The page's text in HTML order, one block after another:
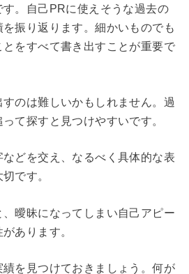
す。自己PRに使えそうな過去の
振り返ります。細かいものでも
をすべて書き出すことが重要で
のは難しいかもしれません。過
て探すと見つけやすいです。
どを交え、なるべく具体的な表
です。
曖昧になってしまい自己アピー
あります。
績を見つけておきましょう。何が